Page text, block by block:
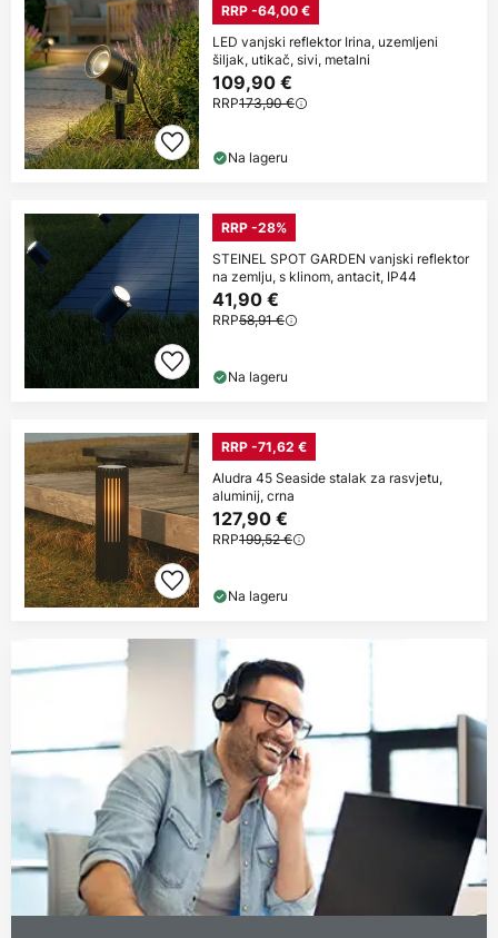
RRP -64,00 €
LED vanjski reflektor Irina, uzemljeni
šiljak, utikač, sivi, metalni
109,90 €
RRP173,90 €
Na lageru
RRP -28%
STEINEL SPOT GARDEN vanjski reflektor
na zemlju, s klinom, antacit, IP44
41,90 €
RRP58,91 €
Na lageru
RRP -71,62 €
Aludra 45 Seaside stalak za rasvjetu,
aluminij, crna
127,90 €
RRP199,52 €
Na lageru